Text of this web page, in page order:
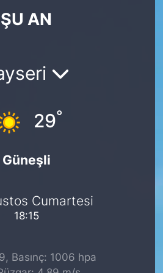
ŞU AN
29°
Güneşli
Cumartesi
18:15
Basınç: 1006 hpa